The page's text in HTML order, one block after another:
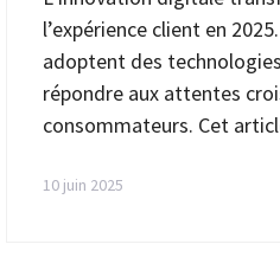
l’expérience client en
adoptent des
répondre aux attentes
consommateurs. Cet
10 juin 2025